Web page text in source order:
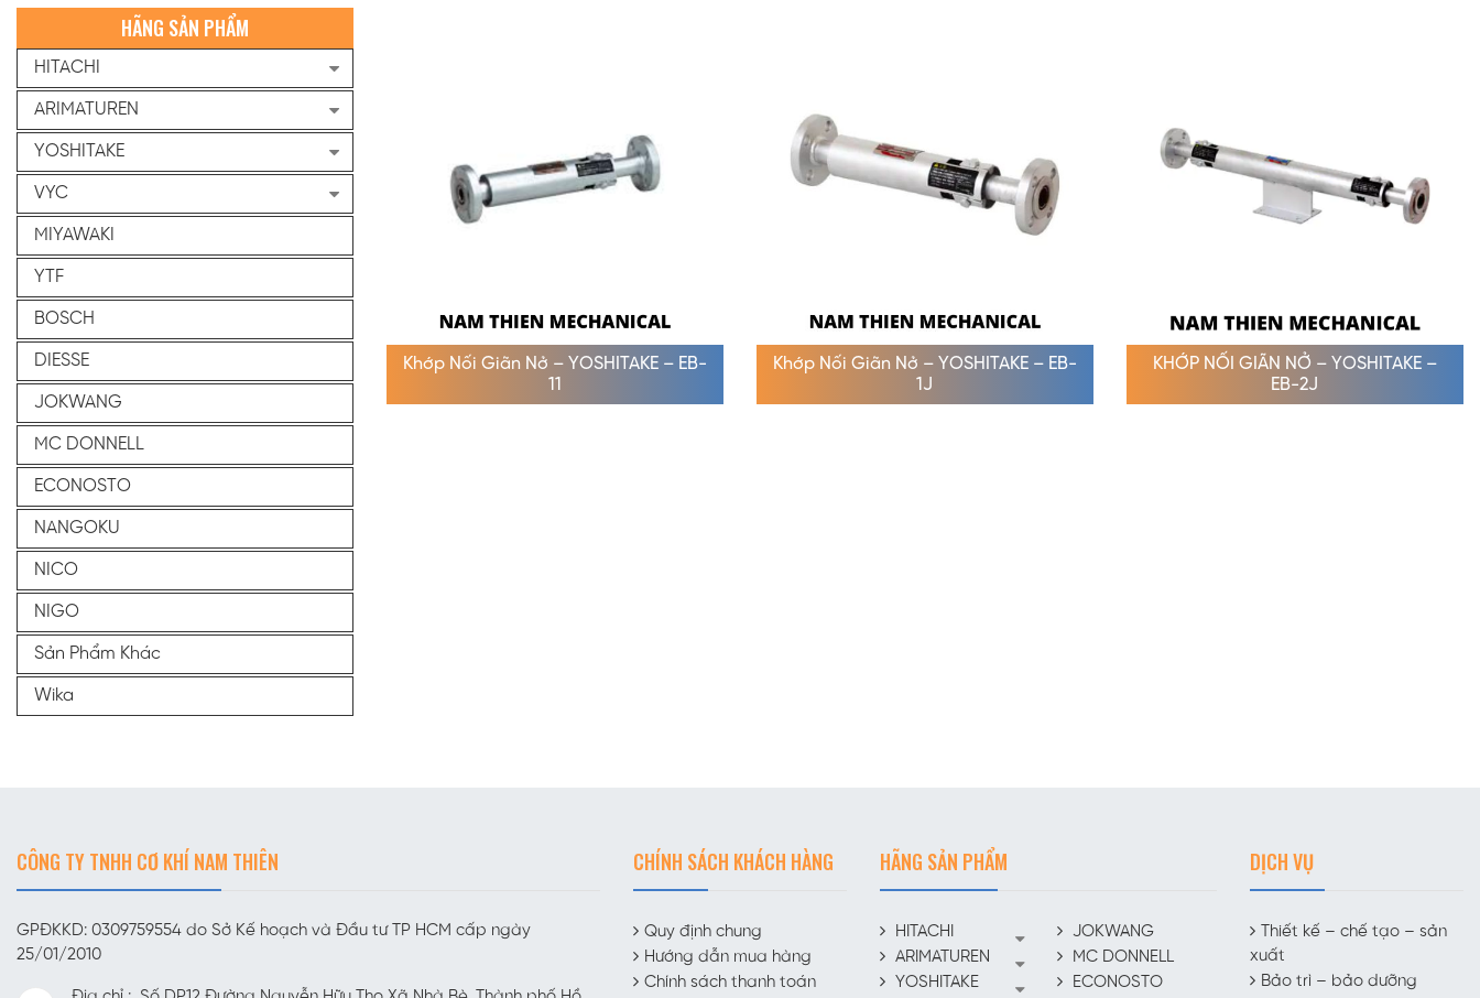
HÃNG SẢN PHẨM
HITACHI
ARIMATUREN
YOSHITAKE
VYC
MIYAWAKI
YTF
BOSCH
DIESSE
JOKWANG
MC DONNELL
ECONOSTO
NANGOKU
NICO
NIGO
Sản Phẩm Khác
Wika
Khớp Nối Giãn Nở – YOSHITAKE – EB-
11
Khớp Nối Giãn Nở – YOSHITAKE – EB-
1J
KHỚP NỐI GIÃN NỞ – YOSHITAKE –
EB-2J
CÔNG TY TNHH CƠ KHÍ NAM THIÊN
GPĐKKD: 0309759554 do Sở Kế hoạch và Đầu tư TP HCM cấp ngày
25/01/2010
CHÍNH SÁCH KHÁCH HÀNG
Quy định chung
Hướng dẫn mua hàng
Chính sách thanh toán
HÃNG SẢN PHẨM
HITACHI
ARIMATUREN
YOSHITAKE
JOKWANG
MC DONNELL
ECONOSTO
DỊCH VỤ
Thiết kế – chế tạo – sản
xuất
Bảo trì – bảo dưỡng